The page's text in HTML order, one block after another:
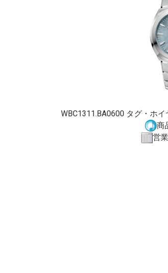
WBC1311.BA0600 タグ・ホ
商
営